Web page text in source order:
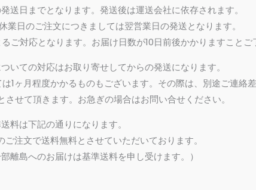
送日までとなります。発送後は運送会社に依存されます。
日のご注文につきましては翌営業日の発送となります。
対応となります。お届け日数が10日前後かかりますことご
いての対応はお取り寄せしてからの発送になります。
1ヶ月程度かかるものもございます。その際は、別途ご連絡差
せて頂きます。お急ぎの場合はお問い合せください。
料は下記の通りになります。
注文で送料無料とさせていただいております。
離島へのお届けは基準送料を申し受けます。）